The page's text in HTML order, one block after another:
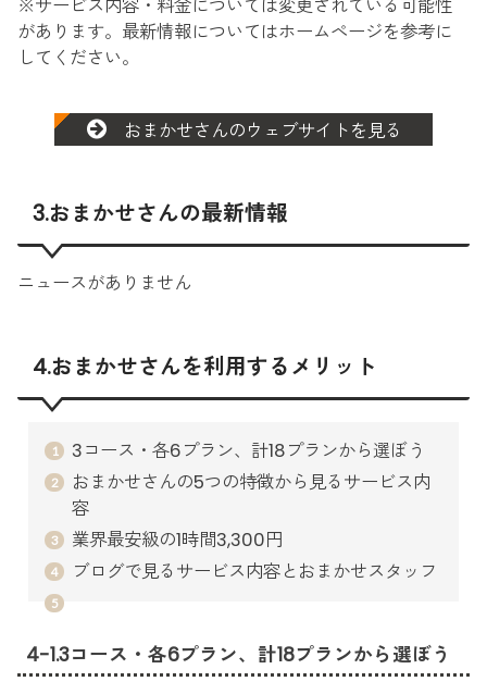
※サービス内容・料金については変更されている可能性
があります。最新情報についてはホームページを参考に
してください。
おまかせさんのウェブサイトを見る
3.おまかせさんの最新情報
ニュースがありません
4.おまかせさんを利用するメリット
3コース・各6プラン、計18プランから選ぼう
おまかせさんの5つの特徴から見るサービス内
容
業界最安級の1時間3,300円
ブログで見るサービス内容とおまかせスタッフ
4-1.3コース・各6プラン、計18プランから選ぼう